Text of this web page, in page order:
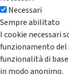
Necessari
Sempre abilitato
I cookie necessari
funzionamento del
funzionalità di
in modo anonimo.